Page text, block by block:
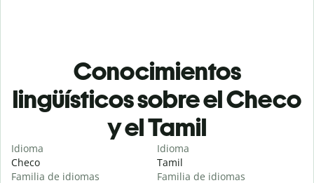
Conocimientos
lingüísticos sobre el Checo
y el Tamil
Idioma
Checo
Familia de idiomas
Idioma
Tamil
Familia de idiomas